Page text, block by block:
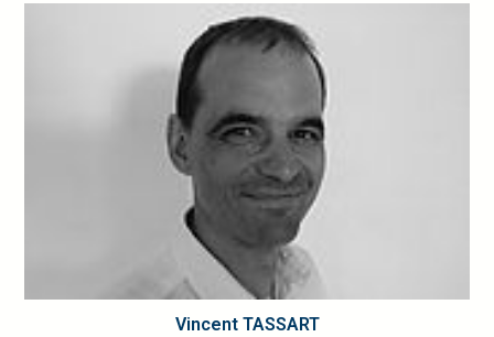
Vincent TASSART